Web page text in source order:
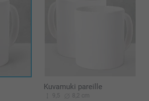
Kuvamuki pareille
9,5 8,2 cm